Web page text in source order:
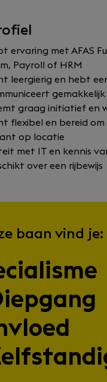
ervaring met AFAS
Payroll of HRM
leergierig en hebt
graag initiatief en
flexibel en bereid
op locatie
met IT en kennis
over een rijbewijs
baan vind je: